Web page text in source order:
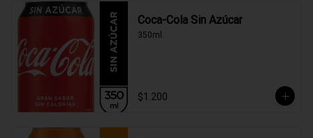
Coca-Cola Sin Azúcar
350ml.
$1.200